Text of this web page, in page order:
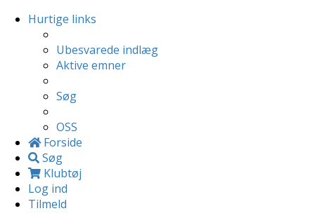
Hurtige links
Ubesvarede indlæg
Aktive emner
Søg
OSS
Forside
Søg
Klubtøj
Log ind
Tilmeld